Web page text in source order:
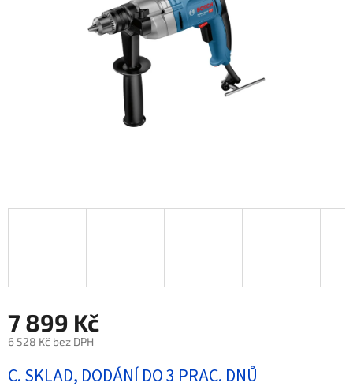
7 899 Kč
6 528 Kč bez DPH
cena:
C. SKLAD, DODÁNÍ DO 3 PRAC. DNŮ